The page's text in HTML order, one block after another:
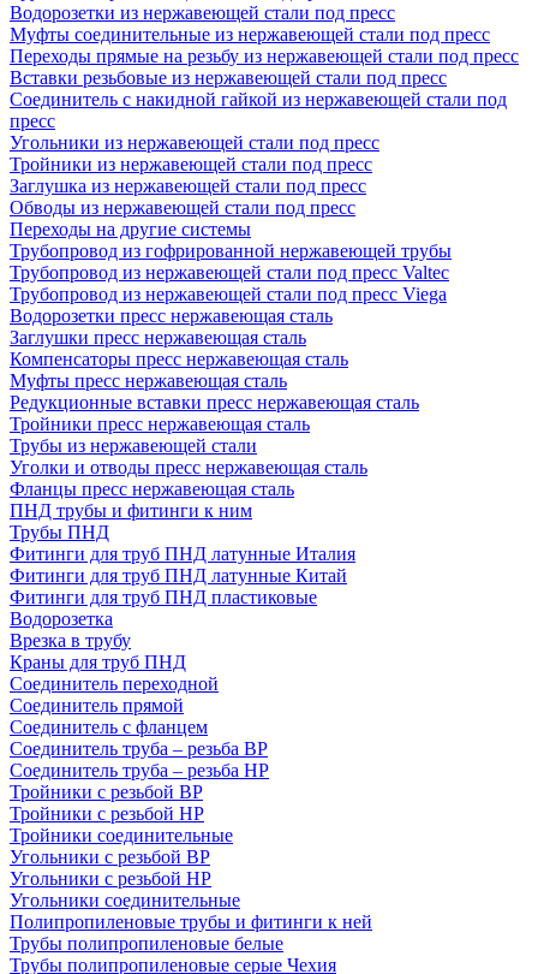
Водорозетки из нержавеющей стали под пресс
Муфты соединительные из нержавеющей стали под пресс
Переходы прямые на резьбу из нержавеющей стали под пресс
Вставки резьбовые из нержавеющей стали под пресс
Соединитель с накидной гайкой из нержавеющей стали под
пресс
Угольники из нержавеющей стали под пресс
Тройники из нержавеющей стали под пресс
Заглушка из нержавеющей стали под пресс
Обводы из нержавеющей стали под пресс
Переходы на другие системы
Трубопровод из гофрированной нержавеющей трубы
Трубопровод из нержавеющей стали под пресс Valtec
Трубопровод из нержавеющей стали под пресс Viega
Водорозетки пресс нержавеющая сталь
Заглушки пресс нержавеющая сталь
Компенсаторы пресс нержавеющая сталь
Муфты пресс нержавеющая сталь
Редукционные вставки пресс нержавеющая сталь
Тройники пресс нержавеющая сталь
Трубы из нержавеющей стали
Уголки и отводы пресс нержавеющая сталь
Фланцы пресс нержавеющая сталь
ПНД трубы и фитинги к ним
Трубы ПНД
Фитинги для труб ПНД латунные Италия
Фитинги для труб ПНД латунные Китай
Фитинги для труб ПНД пластиковые
Водорозетка
Врезка в трубу
Краны для труб ПНД
Соединитель переходной
Соединитель прямой
Соединитель с фланцем
Соединитель труба – резьба ВР
Соединитель труба – резьба НР
Тройники с резьбой ВР
Тройники с резьбой НР
Тройники соединительные
Угольники с резьбой ВР
Угольники с резьбой НР
Угольники соединительные
Полипропиленовые трубы и фитинги к ней
Трубы полипропиленовые белые
Трубы полипропиленовые серые Чехия